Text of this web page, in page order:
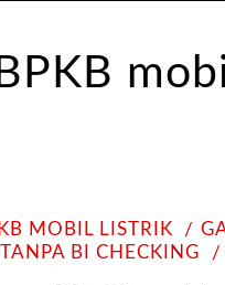
MOBIL LISTRIK
TANPA BI CHECKING